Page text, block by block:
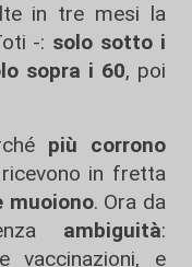
in tre mesi la
-: solo sotto i
sopra i 60, poi
più corrono
in fretta
muoiono. Ora da
ambiguità:
vaccinazioni, e